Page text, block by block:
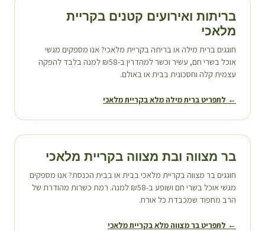
בריתות ואירועים קטנים בקריית
מלאכי
חוגגים ברית מילה או בריתה בקריית מלאכי? אנו מספקים מגשי
אוכל בשרי חם, עשיר וכשר למהדרין ב-₪58 למנה בלבד להפקה
עצמית קלה וחסכונית בבית או באולם.
← לתפריט ברית מילה מלא בקריית מלאכי
בר מצווה ובת מצווה בקריית מלאכי
חוגגים בר מצווה בקריית מלאכי בבית או בבית הכנסת? אנו מספקים
מגשי אוכל בשרי חם ושופע ב-₪58 למנה. רמת כשרות מהודרת של
הרב מחפוד שמכבדת כל אורח.
← לתפריט בר מצווה מלא בקריית מלאכי